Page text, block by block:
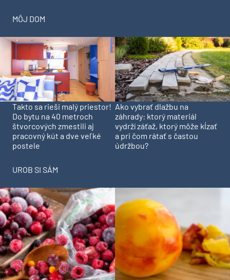
MÔJ DOM
Takto sa rieši malý priestor!
Do bytu na 40 metroch
štvorcových zmestili aj
pracovný kút a dve veľké
postele
Ako vybrať dlažbu na
záhrady: ktorý materiál
vydrží záťaž, ktorý môže kĺzať
a pri čom rátať s častou
údržbou?
UROB SI SÁM